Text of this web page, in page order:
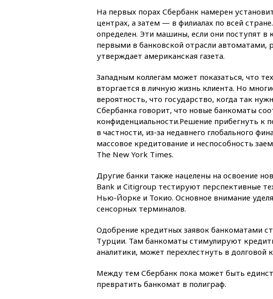
На первых порах Сбербанк намерен
центрах, а затем — в филиалах по всей
определен. Эти машины, если они поступят в
первыми в банковской отрасли автоматами,
утверждает американская газета.
Западным коллегам может показаться, что
вторгается в личную жизнь клиента. Но
вероятность, что государство, когда так
Сбербанка говорит, что новые банкоматы
конфиденциальности.Решение прибегнуть к
в частности, из-за недавнего глобального
массовое кредитование и неспособность
The New York Times.
Другие банки также нацелены на освоение
Bank и Citigroup тестируют перспективные
Нью-Йорке и Токио. Основное внимание
сенсорных терминалов.
Одобрение кредитных заявок банкоматами
Турции. Там банкоматы стимулируют
аналитики, может перехлестнуть в долговой
Между тем Сбербанк пока может быть
превратить банкомат в полиграф.